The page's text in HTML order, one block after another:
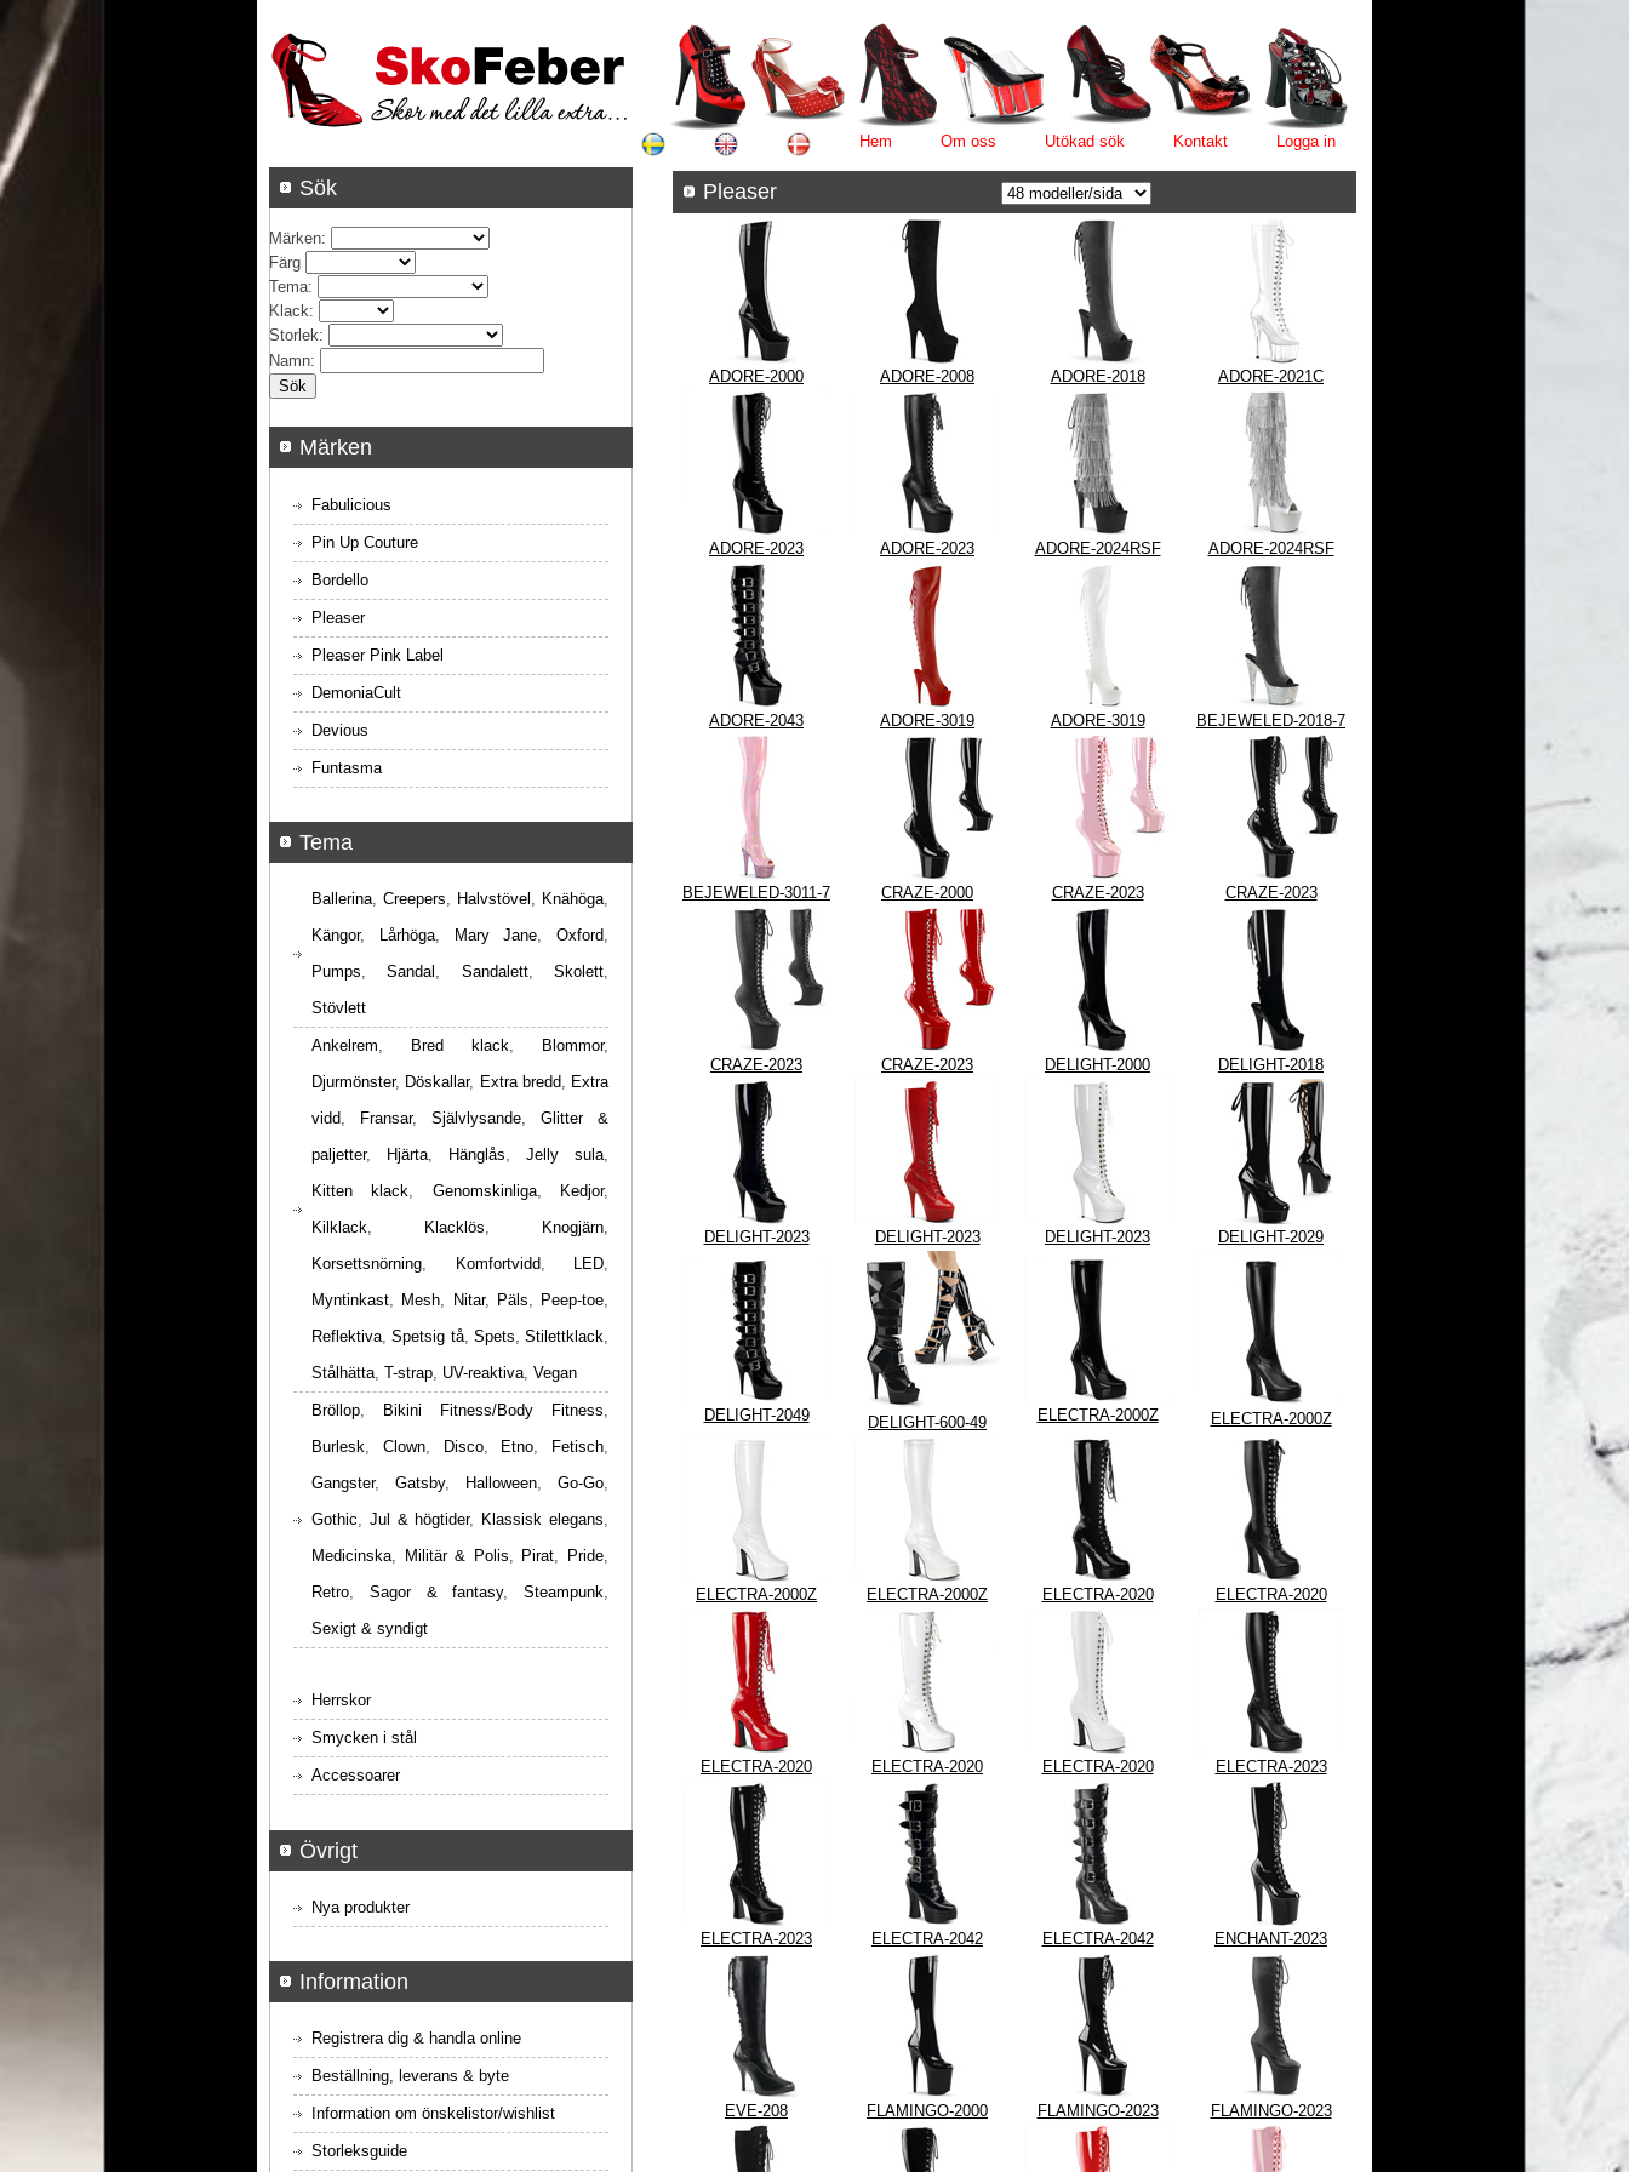
Hem Om oss Utökad sök Kontakt Logga in
Pleaser
ADORE-2000 ADORE-2008 ADORE-2018 ADORE-2021C
ADORE-2023 ADORE-2023 ADORE-2024RSF ADORE-2024RSF
ADORE-2043 ADORE-3019 ADORE-3019 BEJEWELED-2018-7
BEJEWELED-3011-7 CRAZE-2000 CRAZE-2023 CRAZE-2023
CRAZE-2023 CRAZE-2023 DELIGHT-2000 DELIGHT-2018
DELIGHT-2023 DELIGHT-2023 DELIGHT-2023 DELIGHT-2029
DELIGHT-2049 DELIGHT-600-49 ELECTRA-2000Z ELECTRA-2000Z
ELECTRA-2000Z ELECTRA-2000Z ELECTRA-2020 ELECTRA-2020
ELECTRA-2020 ELECTRA-2020 ELECTRA-2020 ELECTRA-2023
ELECTRA-2023 ELECTRA-2042 ELECTRA-2042 ENCHANT-2023
EVE-208 FLAMINGO-2000 FLAMINGO-2023 FLAMINGO-2023
Sök
Märken:
Färg
Tema:
Klack:
Storlek:
Namn:
Märken
Fabulicious
Pin Up Couture
Bordello
Pleaser
Pleaser Pink Label
DemoniaCult
Devious
Funtasma
Tema
Ballerina, Creepers, Halvstövel , Knähöga,
Kängor, Lårhöga, Mary Jane, Oxford,
Pumps,Sandal , Sandalett,Skolett,
Stövlett
Ankelrem, Bred klack, Blommor,
Djurmönster, Döskallar, Extra bredd, Extra
vidd, Fransar, Självlysande, Glitter &
paljetter, Hjärta, Hänglås, Jelly sula,
Kitten klack, Genomskinliga, Kedjor,
Kilklack, Klacklös, Knogjärn,
Korsettsnörning, Komfortvidd, LED,
Myntinkast, Mesh, Nitar, Päls, Peep-toe,
Reflektiva,Spetsig tå, Spets, Stilettklack,
Stålhätta, T-strap, UV-reaktiva, Vegan
Bröllop, Bikini Fitness/Body Fitness,
Burlesk, Clown, Disco, Etno, Fetisch,
Gangster, Gatsby, Halloween, Go-Go,
Gothic, Jul & högtider, Klassisk elegans,
Medicinska, Militär & Polis, Pirat, Pride,
Retro, Sagor & fantasy, Steampunk,
Sexigt & syndigt
Herrskor
Smycken i stål
Accessoarer
Övrigt
Nya produkter
Information
Registrera dig & handla online
Beställning, leverans & byte
Information om önskelistor/wishlist
Storleksguide